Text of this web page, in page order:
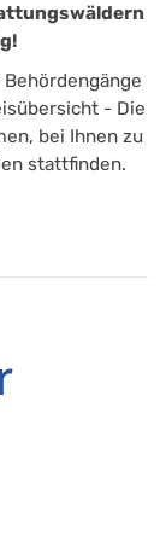
- Die
bei Ihnen zu
stattfinden.